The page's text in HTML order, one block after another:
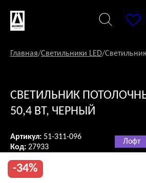
содержанию
Главная/Светильники LED/
СВЕТИЛЬНИК
50,4 ВТ, ЧЕРНЫЙ
Артикул: 51-311-096
Код: 27933
Лофт
-34%